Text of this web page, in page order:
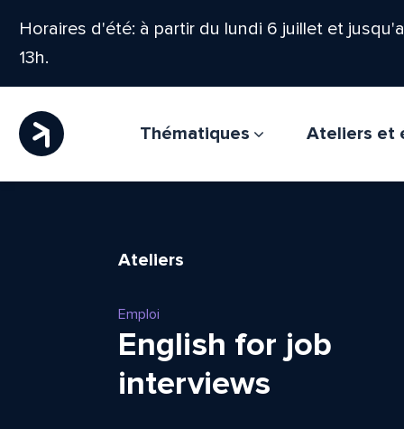
Horaires d'été: à partir du lundi 6 juillet et
13h.
Thématiques Ateliers et
Ateliers
Emploi
English for job
interviews